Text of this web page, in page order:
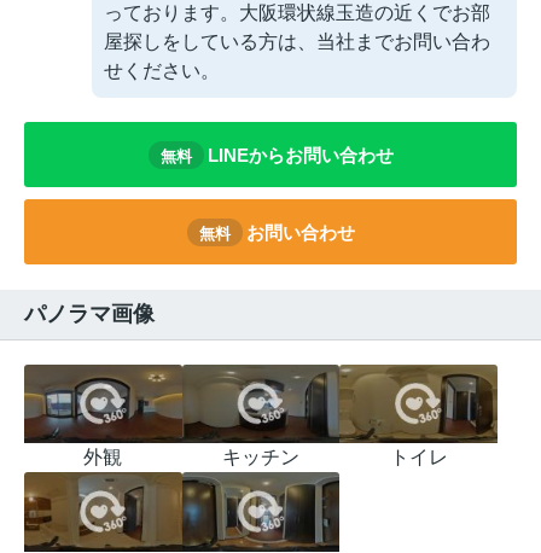
っております。大阪環状線玉造の近くでお部
屋探しをしている方は、当社までお問い合わ
せください。
無料 LINEからお問い合わせ
無料 お問い合わせ
パノラマ画像
外観 キッチン トイレ